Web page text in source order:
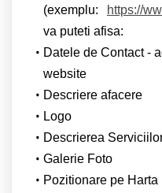
(exemplu:
https://
va puteti afisa:
Datele de Contact -
website
Descriere afacere
Logo
Descrierea
Galerie Foto
Pozitionare pe Harta